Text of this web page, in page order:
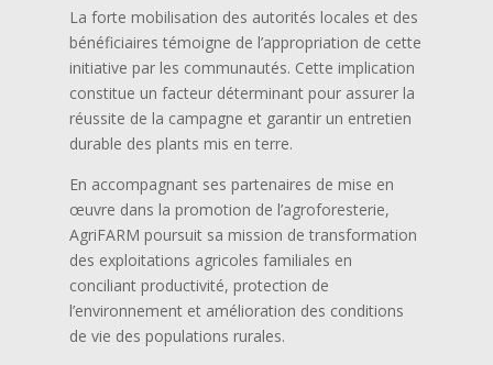
La forte mobilisation des autorités locales et des
bénéficiaires témoigne de l’appropriation de cette
initiative par les communautés. Cette implication
constitue un facteur déterminant pour assurer la
réussite de la campagne et garantir un entretien
durable des plants mis en terre.
En accompagnant ses partenaires de mise en
œuvre dans la promotion de l’agroforesterie,
AgriFARM poursuit sa mission de transformation
des exploitations agricoles familiales en
conciliant productivité, protection de
l’environnement et amélioration des conditions
de vie des populations rurales.